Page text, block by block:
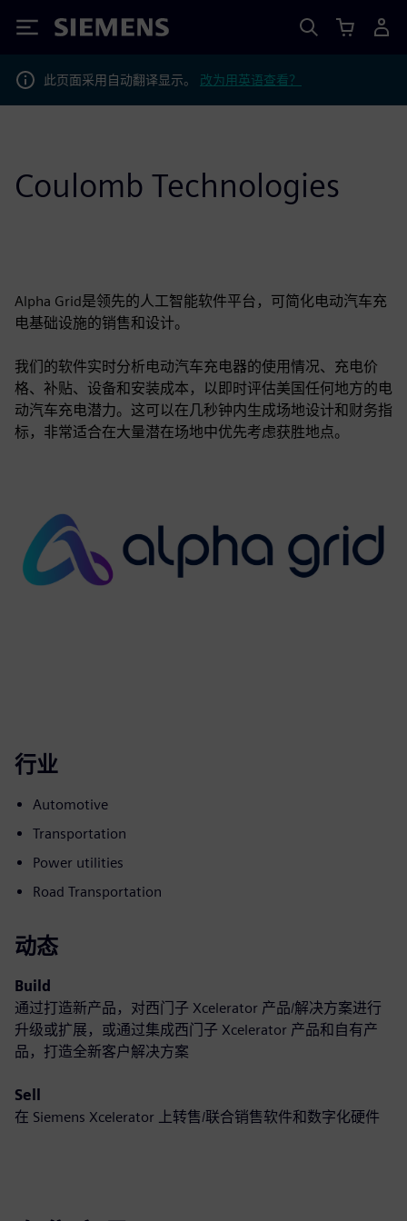
Siemens
此页面采用自动翻译显示。 改为用英语查看？
Coulomb Technologies
Alpha Grid是领先的人工智能软件平台，可简化电动汽车充
电基础设施的销售和设计。
我们的软件实时分析电动汽车充电器的使用情况、充电价
格、补贴、设备和安装成本，以即时评估美国任何地方的电
动汽车充电潜力。这可以在几秒钟内生成场地设计和财务指
标，非常适合在大量潜在场地中优先考虑获胜地点。
行业
Automotive
Transportation
Power utilities
Road Transportation
动态
Build
通过打造新产品，对西门子 Xcelerator 产品/解决方案进行
升级或扩展，或通过集成西门子 Xcelerator 产品和自有产
品，打造全新客户解决方案
Sell
在 Siemens Xcelerator 上转售/联合销售软件和数字化硬件